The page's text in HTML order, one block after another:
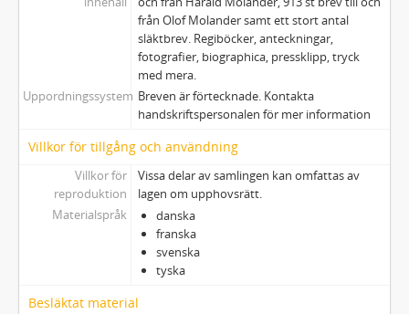
26a:33 - DON JUAN OG DON QUIXOTE
26a:34 - SÆRTRYCK 1940-41: 1. Han der faar lussingerne / 2. Kan man spare hovedet? / 3. Öieblickets kunst og dens mindesmærker
26a:35 - TEATER OG FILM
26a:36 - Cronholm, Börje och Molander, Lars: Acta psychiatrica et neurologica scandinavica
26a:37 - FESTEN PAA BERTELSAFTEN 18. november 1959.
26a:38 - Fisker, Kay: Brøndbyparken i Brøndbyøster...
26a:39 - Stolpe, Sven: JEREMIAS GOTTHELF. En presentation av Sven Stolpe
26a:40 - Grandinson, Emil: Särtryck ur Ord och Bild: Harald Molander. 190
26a:41 - Grevenius, Herbert: SVENSK TEATER
26a:42 - KRING EN GAMMAL TEATERMÅLARE, [Ernst Brauckmann]
26a:43 - Hedemann - Gade, Hakon: MODERN TEATERKONST. Anteckningar till den svenska teaterkonstutställningen i Lund 1936.
26a:44 - Särtryck ur VÄNKRITIK. 22 samtal om dikt tillägnade Olle Holmberg. [Karl Ragnar Gierow. Åke Janzon. INTERVJU]
26a:45 - Några minnen och erinringar från RIKSDAGSMÄNNENS RESA genom norra Sverige år 1921 af C. J. Jonsson
26a:46 - Mogensen, Harald: TREDIE SCENE
från Olof Molander samt ett stort antal
släktbrev. Regiböcker, anteckningar,
fotografier, biographica, pressklipp, tryck
med mera.
Uppordningssystem Breven är förtecknade. Kontakta
handskriftspersonalen för mer information
Villkor för tillgång och användning
Villkor för
reproduktion
Vissa delar av samlingen kan omfattas av
lagen om upphovsrätt.
Materialspråk
danska
franska
svenska
tyska
Besläktat material